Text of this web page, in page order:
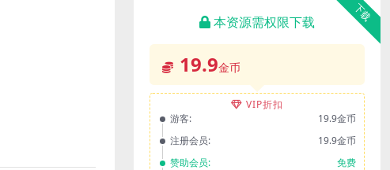
下载
本资源需权限下载
19.9金币
VIP折扣
游客:
19.9金币
注册会员:
19.9金币
赞助会员:
免费